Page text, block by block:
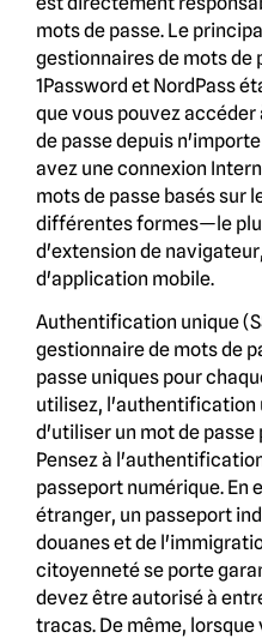
mots de passe. Le
gestionnaires de mots de
1Password et NordPass
que vous pouvez
de passe depuis
avez une connexion
mots de passe basés sur
différentes formes—le
d'extension de
d'application mobile.
Authentification unique
gestionnaire de mots de
passe uniques pour
utilisez, l'authentification
d'utiliser un mot de
Pensez à
passeport numérique. En
étranger, un passeport
douanes et de
citoyenneté se porte
devez être autorisé à
tracas. De même,